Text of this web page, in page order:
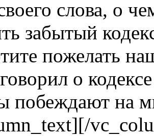
слова, о
забытый
пожелать
о
побеждают на